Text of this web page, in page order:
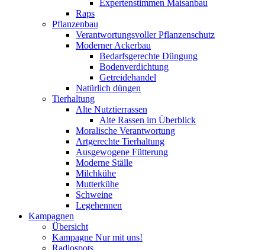
Expertenstimmen Maisanbau
Raps
Pflanzenbau
Verantwortungsvoller Pflanzenschutz
Moderner Ackerbau
Bedarfsgerechte Düngung
Bodenverdichtung
Getreidehandel
Natürlich düngen
Tierhaltung
Alte Nutztierrassen
Alte Rassen im Überblick
Moralische Verantwortung
Artgerechte Tierhaltung
Ausgewogene Fütterung
Moderne Ställe
Milchkühe
Mutterkühe
Schweine
Legehennen
Kampagnen
Übersicht
Kampagne Nur mit uns!
Radiospots